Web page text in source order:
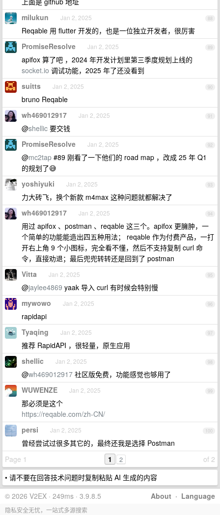
88
milukun Jan 2, 2025
Reqable 用 flutter 开发的，也是一位独立开发者，很厉害
89
PromiseResolve Jan 2, 2025
apifox 算了吧 ，2024 年开发计划里第三季度规划上线的
socket.io 调试功能，2025 年了还没看到
90
suitts Jan 2, 2025
bruno Reqable
91
wh469012917 Jan 2, 2025
@shellic 要交钱
92
PromiseResolve Jan 2, 2025
@mc2tap #89 刚看了一下他们的 road map ，改成 25 年 Q1
的规划了😅
93
yoshiyuki Jan 2, 2025
力大砖飞，换个新款 m4max 这种问题就都解决了
94
wh469012917 Jan 2, 2025
用过 apifox 、postman 、reqable 这三个。apifox 更臃肿，一
个简单的功能能造出四五种用法； reqable 作为付费产品，一打
开右上角 9 个小图标，完全看不懂，然后不支持复制 curl 命
令，直接劝退；最后兜兜转转还是回到了 postman
95
Vitta Jan 2, 2025
@jaylee4869 yaak 导入 curl 有时候会特别慢
96
mywowo Jan 2, 2025
rapidapi
97
Tyaqing Jan 2, 2025
推荐 RapidAPI ，很轻量，原生应用
98
shellic Jan 2, 2025
@wh469012917 社区版免费，功能感觉也够用了
99
WUWENZE Jan 2, 2025
那必须是这个
https://reqable.com/zh-CN/
100
persi Jan 2, 2025
曾经尝试过很多其它的，最终还我是选择 Postman
Page 1
of 2
1 2
• 请不要在回答技术问题时复制粘贴 AI 生成的内容
About · Language
© 2026 V2EX · 249ms · 3.9.8.5
隐私安全无忧，一站式多源搜索